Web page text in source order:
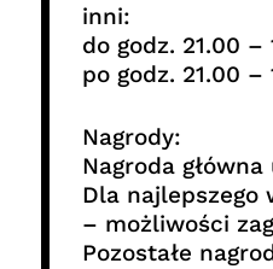
inni:
do godz. 21.00 –
po godz. 21.00 –
Nagrody:
Nagroda
Dla najlepszego
– możliwości
Pozostałe